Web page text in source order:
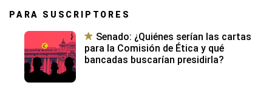
PARA SUSCRIPTORES
Senado: ¿Quiénes serían las cartas
para la Comisión de Ética y qué
bancadas buscarían presidirla?